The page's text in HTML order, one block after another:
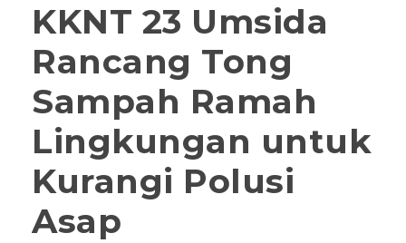
KKNT 23 Umsida
Rancang Tong
Sampah Ramah
Lingkungan untuk
Kurangi Polusi
Asap